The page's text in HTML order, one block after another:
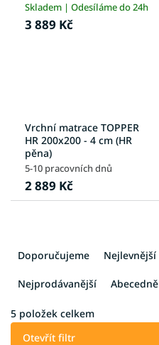
Skladem | Odesíláme do 24h
3 889 Kč
Vrchní matrace TOPPER
HR 200x200 - 4 cm (HR
pěna)
5-10 pracovních dnů
2 889 Kč
í
p
Doporučujeme Nejlevnější
Nejprodávanější Abecedně
5 položek celkem
Otevřít filtr